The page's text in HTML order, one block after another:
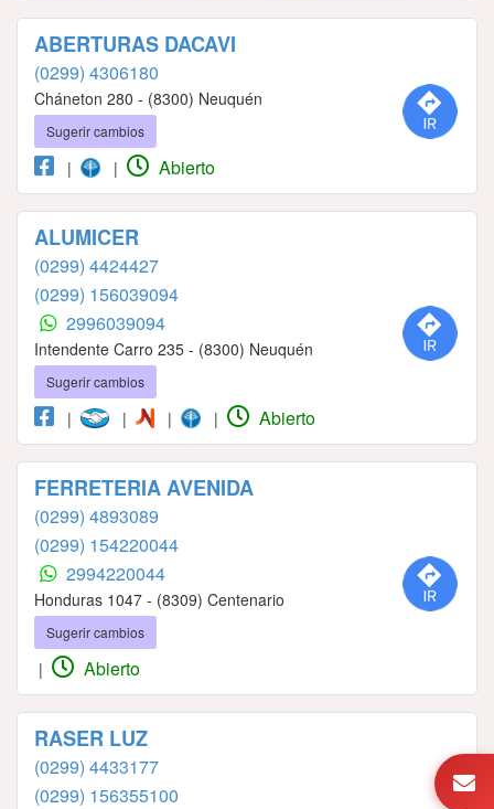
ABERTURAS DACAVI
(0299) 4306180
Cháneton 280 - (8300) Neuquén
Sugerir cambios
| | Abierto
ALUMICER
(0299) 4424427
(0299) 156039094
2996039094
Intendente Carro 235 - (8300) Neuquén
Sugerir cambios
| | | | Abierto
FERRETERIA AVENIDA
(0299) 4893089
(0299) 154220044
2994220044
Honduras 1047 - (8309) Centenario
Sugerir cambios
| Abierto
RASER LUZ
(0299) 4433177
(0299) 156355100